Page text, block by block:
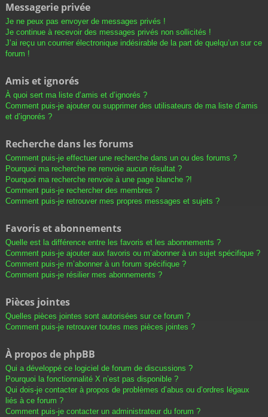
Messagerie privée
Je ne peux pas envoyer de messages privés !
Je continue à recevoir des messages privés non sollicités !
J’ai reçu un courrier électronique indésirable de la part de quelqu’un sur ce
forum !
Amis et ignorés
À quoi sert ma liste d’amis et d’ignorés ?
Comment puis-je ajouter ou supprimer des utilisateurs de ma liste d’amis
et d’ignorés ?
Recherche dans les forums
Comment puis-je effectuer une recherche dans un ou des forums ?
Pourquoi ma recherche ne renvoie aucun résultat ?
Pourquoi ma recherche renvoie à une page blanche ?!
Comment puis-je rechercher des membres ?
Comment puis-je retrouver mes propres messages et sujets ?
Favoris et abonnements
Quelle est la différence entre les favoris et les abonnements ?
Comment puis-je ajouter aux favoris ou m’abonner à un sujet spécifique ?
Comment puis-je m’abonner à un forum spécifique ?
Comment puis-je résilier mes abonnements ?
Pièces jointes
Quelles pièces jointes sont autorisées sur ce forum ?
Comment puis-je retrouver toutes mes pièces jointes ?
À propos de phpBB
Qui a développé ce logiciel de forum de discussions ?
Pourquoi la fonctionnalité X n’est pas disponible ?
Qui dois-je contacter à propos de problèmes d’abus ou d’ordres légaux
liés à ce forum ?
Comment puis-je contacter un administrateur du forum ?